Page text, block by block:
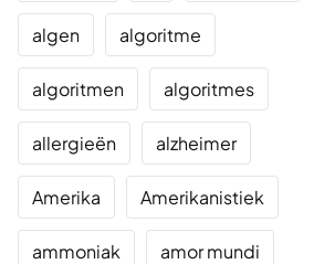
algen algoritme
algoritmen algoritmes
allergieën alzheimer
Amerika Amerikanistiek
ammoniak amor mundi